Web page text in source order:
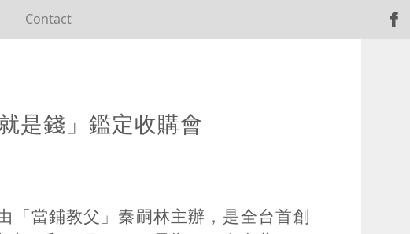
Contact
是錢」鑑定收購會
「當鋪教父」秦嗣林主辦，是全台首創